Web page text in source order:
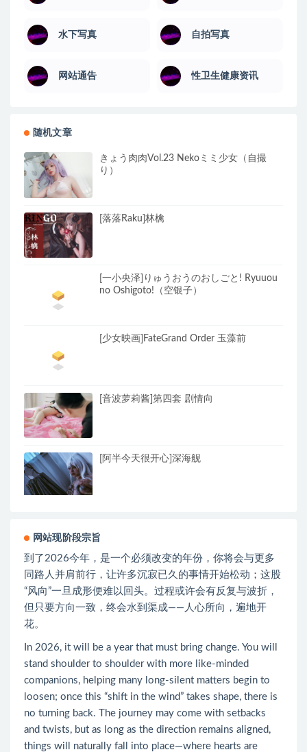
水下写真 自拍写真
网站通告 性卫生健康资讯
随机文章
きょう肉肉Vol.23 Nekoミミ少女（自撮
り）
[落落Raku]林檎
[一小央泽]りゅうおうのおしごと! Ryuuou
no Oshigoto!（空银子）
[少女映画]FateGrand Order 玉藻前
[音波萝莉酱]第四套 剧情向
[阿半今天很开心]深海舰
网站现阶段宗旨
到了2026今年，是一个必须改变的年份，你将会与更多
同路人并肩前行，让许多沉寂已久的事情开始松动；这股
“风向”一旦成形便难以回头。过程或许会有反复与波折，
但只要方向一致，终会水到渠成——人心所向，遍地开
花。
In 2026, it will be a year that must bring change. You will
stand shoulder to shoulder with more like-minded
companions, helping many long-silent matters begin to
loosen; once this “shift in the wind” takes shape, there is
no turning back. The journey may come with setbacks
and twists, but as long as the direction remains aligned,
things will naturally fall into place—where hearts are